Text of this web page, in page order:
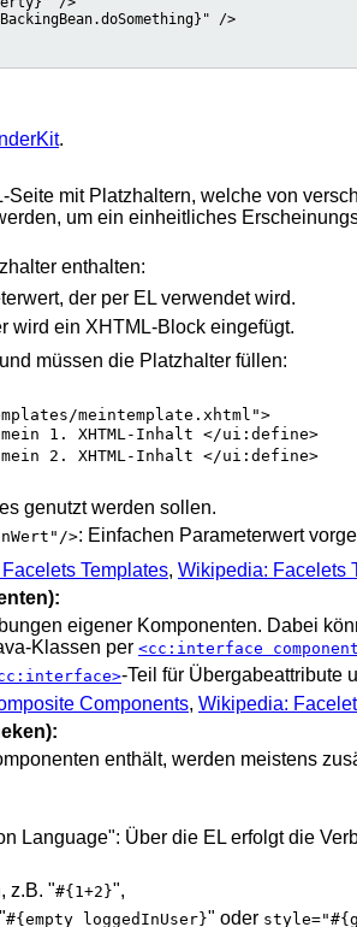
/>
.
mit Platzhaltern, welche von
um ein einheitliches
enthalten:
der per EL verwendet wird.
wird ein XHTML-Block eingefügt.
müssen die Platzhalter füllen:
meintemplate.xhtml">
mein 1. XHTML-Inhalt </ui:define>
2. XHTML-Inhalt </ui:define>
genutzt werden sollen.
>: Einfachen Parameterwert
Templates, Wikipedia: Facelets
eigener Komponenten. Dabei
Klassen per <cc:interface
-Teil für Übergabeattribute
Components, Wikipedia:
enthält, werden meistens
Language": Über die EL erfolgt die
z.B. "#{1+2}",
#{empty loggedInUser}" oder